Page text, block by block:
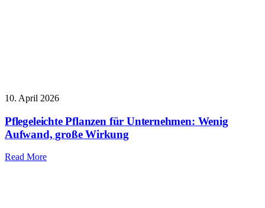
10. April 2026
Pflegeleichte Pflanzen für Unternehmen: Wenig
Aufwand, große Wirkung
Read More